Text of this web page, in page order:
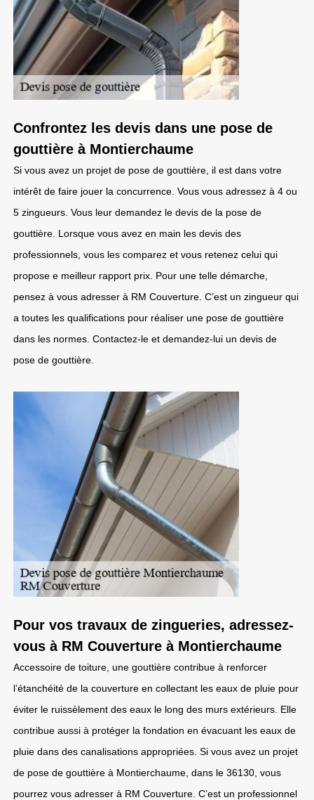
Confrontez les devis dans une pose de
gouttière à Montierchaume
Si vous avez un projet de pose de gouttière, il est dans votre
intérêt de faire jouer la concurrence. Vous vous adressez à 4 ou
5 zingueurs. Vous leur demandez le devis de la pose de
gouttière. Lorsque vous avez en main les devis des
professionnels, vous les comparez et vous retenez celui qui
propose e meilleur rapport prix. Pour une telle démarche,
pensez à vous adresser à RM Couverture. C’est un zingueur qui
a toutes les qualifications pour réaliser une pose de gouttière
dans les normes. Contactez-le et demandez-lui un devis de
pose de gouttière.
Pour vos travaux de zingueries, adressez-
vous à RM Couverture à Montierchaume
Accessoire de toiture, une gouttière contribue à renforcer
l’étanchéité de la couverture en collectant les eaux de pluie pour
éviter le ruissèlement des eaux le long des murs extérieurs. Elle
contribue aussi à protéger la fondation en évacuant les eaux de
pluie dans des canalisations appropriées. Si vous avez un projet
de pose de gouttière à Montierchaume, dans le 36130, vous
pourrez vous adresser à RM Couverture. C’est un professionnel